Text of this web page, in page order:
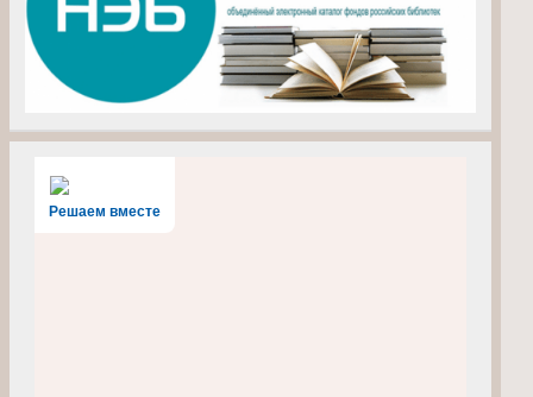
Решаем вместе